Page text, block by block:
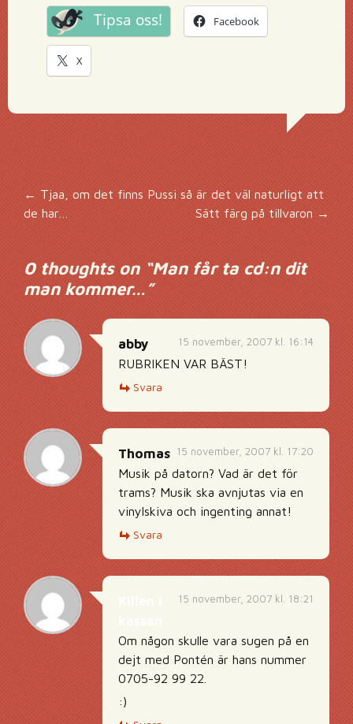
Tipsa oss! Facebook
X
Inläggsnavigering
← Tjaa, om det finns Pussi så är det väl naturligt att
de har…
Sätt färg på tillvaron→
0 thoughts on “Man får ta cd:n dit
man kommer…”
15 november, 2007 kl. 16:14
abby
RUBRIKEN VAR BÄST!
Svara
15 november, 2007 kl. 17:20
Thomas
Musik på datorn? Vad är det för
trams? Musik ska avnjutas via en
vinylskiva och ingenting annat!
Svara
15 november, 2007 kl. 18:21
Om någon skulle vara sugen på en
dejt med Pontén är hans nummer
0705-92 99 22.
:)